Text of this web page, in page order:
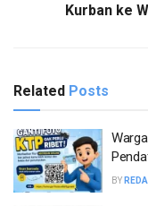
Kurban ke
Related Posts
BY